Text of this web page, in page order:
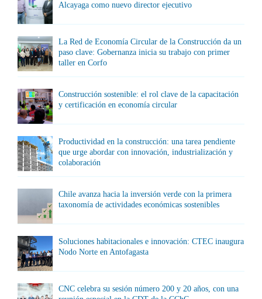
Alcayaga como nuevo director ejecutivo
La Red de Economía Circular de la Construcción da un
paso clave: Gobernanza inicia su trabajo con primer
taller en Corfo
Construcción sostenible: el rol clave de la capacitación
y certificación en economía circular
Productividad en la construcción: una tarea pendiente
que urge abordar con innovación, industrialización y
colaboración
Chile avanza hacia la inversión verde con la primera
taxonomía de actividades económicas sostenibles
Soluciones habitacionales e innovación: CTEC inaugura
Nodo Norte en Antofagasta
CNC celebra su sesión número 200 y 20 años, con una